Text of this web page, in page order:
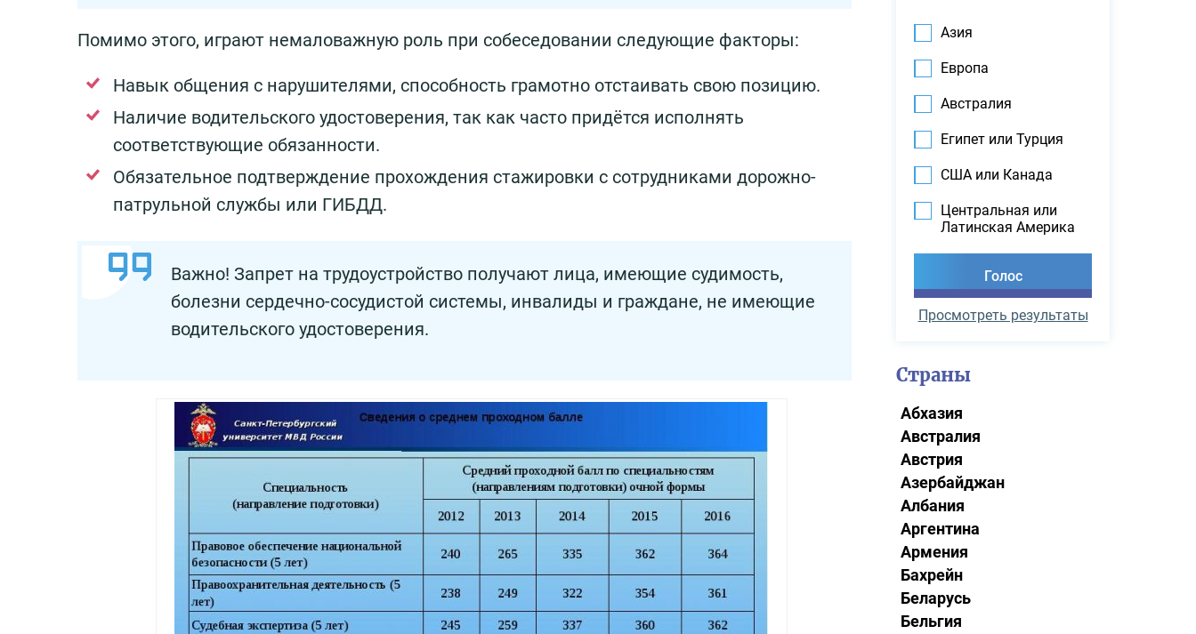
Помимо этого, играют немаловажную роль при собеседовании следующие факторы:
Навык общения с нарушителями, способность грамотно отстаивать свою позицию.
Наличие водительского удостоверения, так как часто придётся исполнять
соответствующие обязанности.
Обязательное подтверждение прохождения стажировки с сотрудниками дорожно-
патрульной службы или ГИБДД.
Важно! Запрет на трудоустройство получают лица, имеющие судимость,
болезни сердечно-сосудистой системы, инвалиды и граждане, не имеющие
водительского удостоверения.
Азия
Европа
Австралия
Египет или Турция
США или Канада
Центральная или
Латинская Америка
Просмотреть результаты
Страны
Абхазия
Австралия
Австрия
Азербайджан
Албания
Аргентина
Армения
Бахрейн
Беларусь
Бельгия